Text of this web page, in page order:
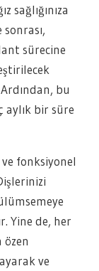
sağlığınıza
sürecine
bu
aylık bir süre
fonksiyonel
Yine de, her
özen
ve